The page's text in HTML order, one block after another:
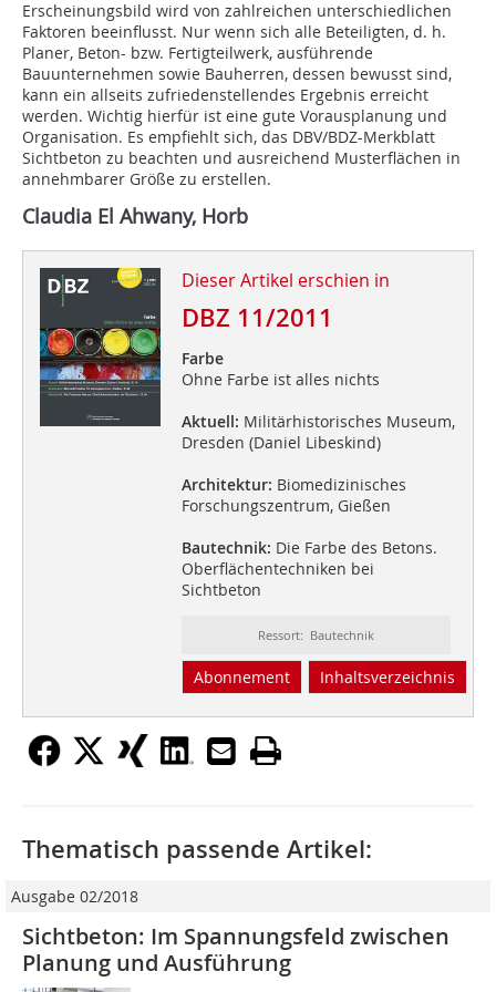
Erscheinungsbild wird von zahlreichen unterschiedlichen
Faktoren beeinflusst. Nur wenn sich alle Beteiligten, d. h.
Planer, Beton- bzw. Fertigteilwerk, ausführende
Bauunternehmen sowie Bauherren, dessen bewusst sind,
kann ein allseits zufriedenstellendes Ergebnis erreicht
werden. Wichtig hierfür ist eine gute Vorausplanung und
Organisation. Es empfiehlt sich, das DBV/BDZ-Merkblatt
Sichtbeton zu beachten und ausreichend Musterflächen in
annehmbarer Größe zu erstellen.
Claudia El Ahwany, Horb
Dieser Artikel erschien in
DBZ 11/2011
Farbe
Ohne Farbe ist alles nichts
Aktuell: Militärhistorisches Museum,
Dresden (Daniel Libeskind)
Architektur: Biomedizinisches
Forschungszentrum, Gießen
Bautechnik: Die Farbe des Betons.
Oberflächentechniken bei
Sichtbeton
Ressort: Bautechnik
Abonnement Inhaltsverzeichnis
Thematisch passende Artikel:
Ausgabe 02/2018
Sichtbeton: Im Spannungsfeld zwischen
Planung und Ausführung